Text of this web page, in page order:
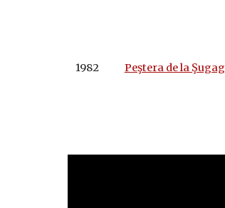
1982 Peştera de la Şugag